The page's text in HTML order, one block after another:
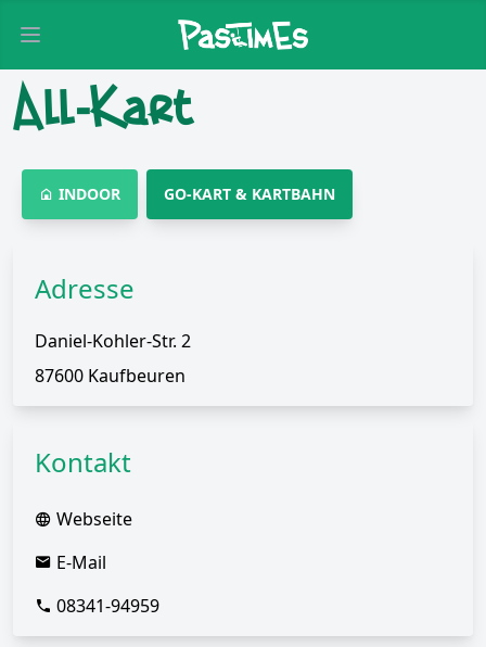
Open main menu
All-Kart
INDOOR GO-KART & KARTBAHN
Adresse
Daniel-Kohler-Str. 2
87600 Kaufbeuren
Kontakt
Webseite
E-Mail
08341-94959